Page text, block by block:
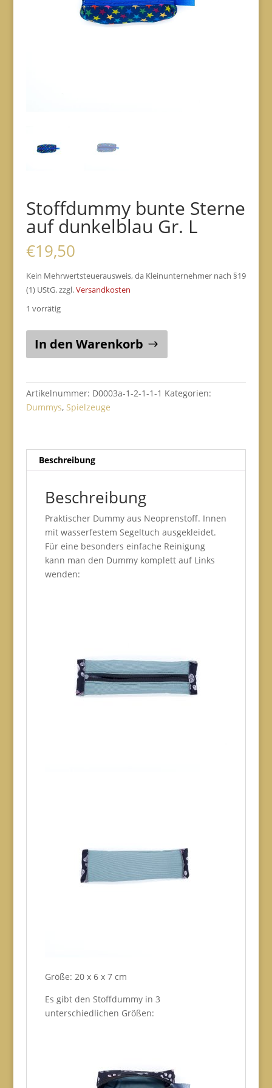
Stoffdummy bunte Sterne
auf dunkelblau Gr. L
€19,50
Kein Mehrwertsteuerausweis, da Kleinunternehmer nach §19
(1) UStG. zzgl.Versandkosten
1 vorrätig
bunte
dunkelblau
Gr.
In den Warenkorb
Artikelnummer: D0003a-1-2-1-1-1 Kategorien:
Dummys, Spielzeuge
Beschreibung
Beschreibung
Praktischer Dummy aus Neoprenstoff. Innen
mit wasserfestem Segeltuch ausgekleidet.
Für eine besonders einfache Reinigung
kann man den Dummy komplett auf Links
wenden:
Größe: 20 x 6 x 7 cm
Es gibt den Stoffdummy in 3
unterschiedlichen Größen: